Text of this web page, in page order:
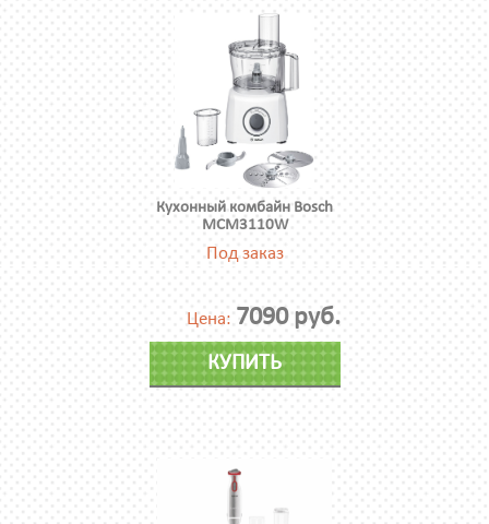
Кухонный комбайн Bosch
MCM3110W
Под заказ
Цена: 7090 руб.
КУПИТЬ